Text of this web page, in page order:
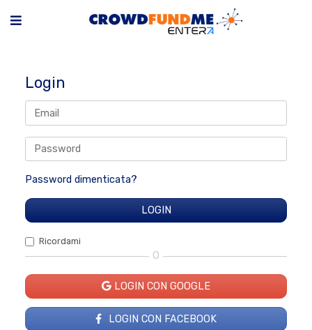
Login
Password dimenticata?
Ricordami
O
LOGIN CON GOOGLE
LOGIN CON FACEBOOK